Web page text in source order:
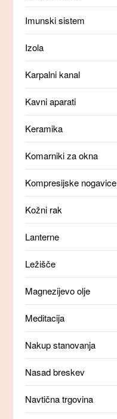
Imunski sistem
Izola
Karpalni kanal
Kavni aparati
Keramika
Komarniki za okna
Kompresijske nogavice
Kožni rak
Lanterne
Ležišče
Magnezijevo olje
Meditacija
Nakup stanovanja
Nasad breskev
Navtična trgovina